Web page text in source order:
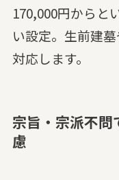
170,000円からと
い設定。生前建
対応します。
宗旨・宗派不問
慮